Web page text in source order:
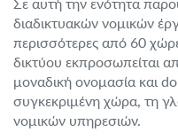
διαδικτυακών νομικών
περισσότερες από 60
δικτύου εκπροσωπείται
μοναδική ονομασία και
συγκεκριμένη χώρα, τη
νομικών υπηρεσιών.